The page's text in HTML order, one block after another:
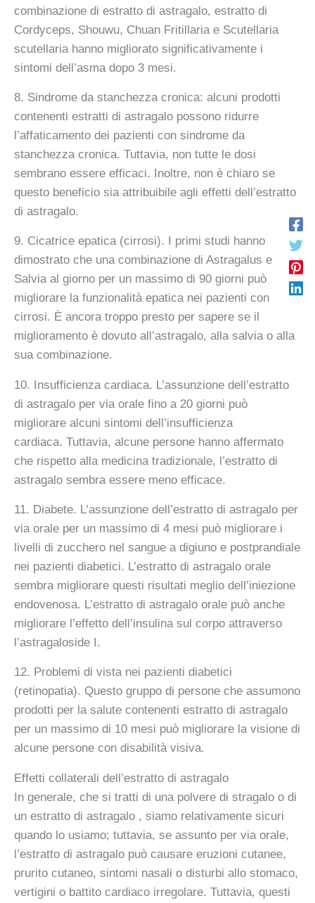
combinazione di estratto di astragalo, estratto di
Cordyceps, Shouwu, Chuan Fritillaria e Scutellaria
scutellaria hanno migliorato significativamente i
sintomi dell’asma dopo 3 mesi.
8. Sindrome da stanchezza cronica: alcuni prodotti
contenenti estratti di astragalo possono ridurre
l’affaticamento dei pazienti con sindrome da
stanchezza cronica. Tuttavia, non tutte le dosi
sembrano essere efficaci. Inoltre, non è chiaro se
questo beneficio sia attribuibile agli effetti dell’estratto
di astragalo.
9. Cicatrice epatica (cirrosi). I primi studi hanno
dimostrato che una combinazione di Astragalus e
Salvia al giorno per un massimo di 90 giorni può
migliorare la funzionalità epatica nei pazienti con
cirrosi. È ancora troppo presto per sapere se il
miglioramento è dovuto all’astragalo, alla salvia o alla
sua combinazione.
10. Insufficienza cardiaca. L’assunzione dell’estratto
di astragalo per via orale fino a 20 giorni può
migliorare alcuni sintomi dell’insufficienza
cardiaca. Tuttavia, alcune persone hanno affermato
che rispetto alla medicina tradizionale, l’estratto di
astragalo sembra essere meno efficace.
11. Diabete. L’assunzione dell’estratto di astragalo per
via orale per un massimo di 4 mesi può migliorare i
livelli di zucchero nel sangue a digiuno e postprandiale
nei pazienti diabetici. L’estratto di astragalo orale
sembra migliorare questi risultati meglio dell’iniezione
endovenosa. L’estratto di astragalo orale può anche
migliorare l’effetto dell’insulina sul corpo attraverso
l’astragaloside I.
12. Problemi di vista nei pazienti diabetici
(retinopatia). Questo gruppo di persone che assumono
prodotti per la salute contenenti estratto di astragalo
per un massimo di 10 mesi può migliorare la visione di
alcune persone con disabilità visiva.
Effetti collaterali dell’estratto di astragalo
In generale, che si tratti di una polvere di stragalo o di
un estratto di astragalo , siamo relativamente sicuri
quando lo usiamo; tuttavia, se assunto per via orale,
l’estratto di astragalo può causare eruzioni cutanee,
prurito cutaneo, sintomi nasali o disturbi allo stomaco,
vertigini o battito cardiaco irregolare. Tuttavia, questi